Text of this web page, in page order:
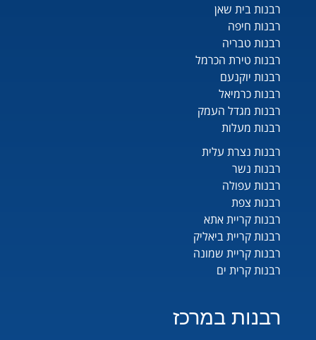
רבנות בית שאן
רבנות חיפה
רבנות טבריה
רבנות טירת הכרמל
רבנות יוקנעם
רבנות כרמיאל
רבנות מגדל העמק
רבנות מעלות
רבנות נצרת עלית
רבנות נשר
רבנות עפולה
רבנות צפת
רבנות קריית אתא
רבנות קריית ביאליק
רבנות קריית שמונה
רבנות קרית ים
רבנות במרכז